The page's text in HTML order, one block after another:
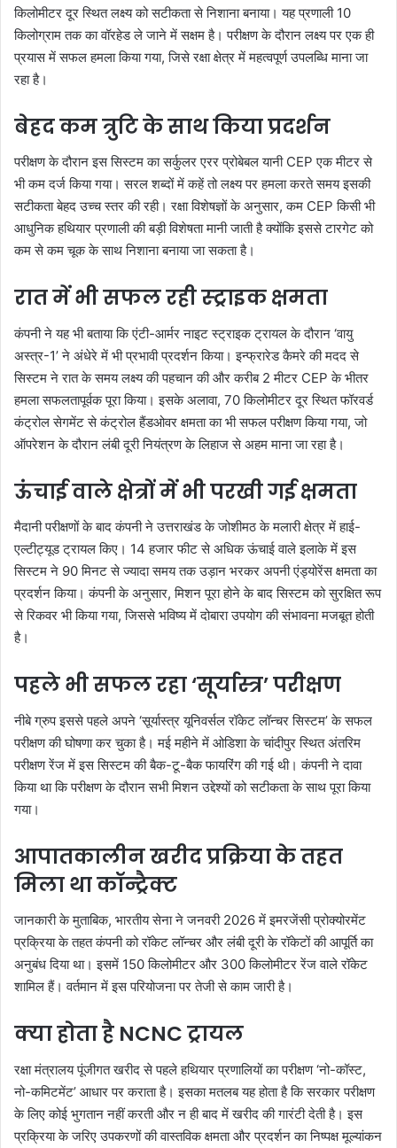
किलोमीटर दूर स्थित लक्ष्य को सटीकता से निशाना बनाया। यह प्रणाली 10
किलोग्राम तक का वॉरहेड ले जाने में सक्षम है। परीक्षण के दौरान लक्ष्य पर एक ही
प्रयास में सफल हमला किया गया, जिसे रक्षा क्षेत्र में महत्वपूर्ण उपलब्धि माना जा
रहा है।
बेहद कम त्रुटि के साथ किया प्रदर्शन
परीक्षण के दौरान इस सिस्टम का सर्कुलर एरर प्रोबेबल यानी CEP एक मीटर से
भी कम दर्ज किया गया। सरल शब्दों में कहें तो लक्ष्य पर हमला करते समय इसकी
सटीकता बेहद उच्च स्तर की रही। रक्षा विशेषज्ञों के अनुसार, कम CEP किसी भी
आधुनिक हथियार प्रणाली की बड़ी विशेषता मानी जाती है क्योंकि इससे टारगेट को
कम से कम चूक के साथ निशाना बनाया जा सकता है।
रात में भी सफल रही स्ट्राइक क्षमता
कंपनी ने यह भी बताया कि एंटी-आर्मर नाइट स्ट्राइक ट्रायल के दौरान ‘वायु
अस्त्र-1’ ने अंधेरे में भी प्रभावी प्रदर्शन किया। इन्फ्रारेड कैमरे की मदद से
सिस्टम ने रात के समय लक्ष्य की पहचान की और करीब 2 मीटर CEP के भीतर
हमला सफलतापूर्वक पूरा किया। इसके अलावा, 70 किलोमीटर दूर स्थित फॉरवर्ड
कंट्रोल सेगमेंट से कंट्रोल हैंडओवर क्षमता का भी सफल परीक्षण किया गया, जो
ऑपरेशन के दौरान लंबी दूरी नियंत्रण के लिहाज से अहम माना जा रहा है।
ऊंचाई वाले क्षेत्रों में भी परखी गई क्षमता
मैदानी परीक्षणों के बाद कंपनी ने उत्तराखंड के जोशीमठ के मलारी क्षेत्र में हाई-
एल्टीट्यूड ट्रायल किए। 14 हजार फीट से अधिक ऊंचाई वाले इलाके में इस
सिस्टम ने 90 मिनट से ज्यादा समय तक उड़ान भरकर अपनी एंड्योरेंस क्षमता का
प्रदर्शन किया। कंपनी के अनुसार, मिशन पूरा होने के बाद सिस्टम को सुरक्षित रूप
से रिकवर भी किया गया, जिससे भविष्य में दोबारा उपयोग की संभावना मजबूत होती
है।
पहले भी सफल रहा ‘सूर्यास्त्र’ परीक्षण
नीबे ग्रुप इससे पहले अपने ‘सूर्यास्त्र यूनिवर्सल रॉकेट लॉन्चर सिस्टम’ के सफल
परीक्षण की घोषणा कर चुका है। मई महीने में ओडिशा के चांदीपुर स्थित अंतरिम
परीक्षण रेंज में इस सिस्टम की बैक-टू-बैक फायरिंग की गई थी। कंपनी ने दावा
किया था कि परीक्षण के दौरान सभी मिशन उद्देश्यों को सटीकता के साथ पूरा किया
गया।
आपातकालीन खरीद प्रक्रिया के तहत
मिला था कॉन्ट्रैक्ट
जानकारी के मुताबिक, भारतीय सेना ने जनवरी 2026 में इमरजेंसी प्रोक्योरमेंट
प्रक्रिया के तहत कंपनी को रॉकेट लॉन्चर और लंबी दूरी के रॉकेटों की आपूर्ति का
अनुबंध दिया था। इसमें 150 किलोमीटर और 300 किलोमीटर रेंज वाले रॉकेट
शामिल हैं। वर्तमान में इस परियोजना पर तेजी से काम जारी है।
क्या होता है NCNC ट्रायल
रक्षा मंत्रालय पूंजीगत खरीद से पहले हथियार प्रणालियों का परीक्षण ‘नो-कॉस्ट,
नो-कमिटमेंट’ आधार पर कराता है। इसका मतलब यह होता है कि सरकार परीक्षण
के लिए कोई भुगतान नहीं करती और न ही बाद में खरीद की गारंटी देती है। इस
प्रक्रिया के जरिए उपकरणों की वास्तविक क्षमता और प्रदर्शन का निष्पक्ष मूल्यांकन